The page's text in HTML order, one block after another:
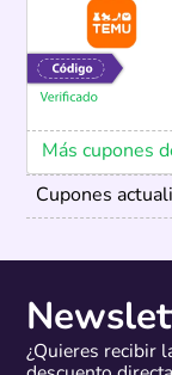
Más cupones
Cupones
¿Quieres recibir